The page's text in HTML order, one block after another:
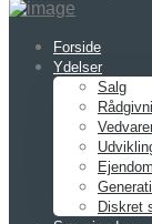
Forside
Ydelser
Salg
Diskret